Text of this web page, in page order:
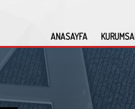
ANASAYFA